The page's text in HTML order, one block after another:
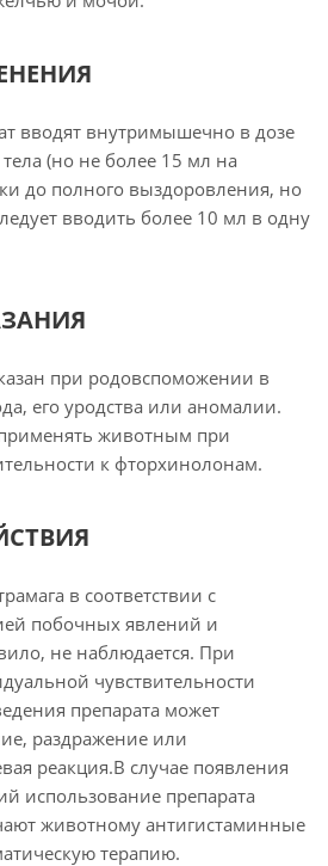
вводят внутримышечно в дозе
(но не более 15 мл на
до полного выздоровления, но
вводить более 10 мл в одну
при родовспоможении в
его уродства или аномалии.
животным при
к фторхинолонам.
в соответствии с
побочных явлений и
не наблюдается. При
чувствительности
препарата может
раздражение или
реакция.В случае появления
использование препарата
животному антигистаминные
терапию.